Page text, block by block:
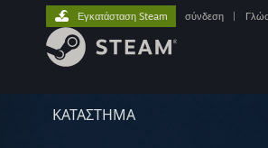
ΚΑΤΑΣΤΗΜΑ
Εγκατάσταση Steam σύνδεση